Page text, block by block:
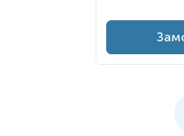
У міру прогресування